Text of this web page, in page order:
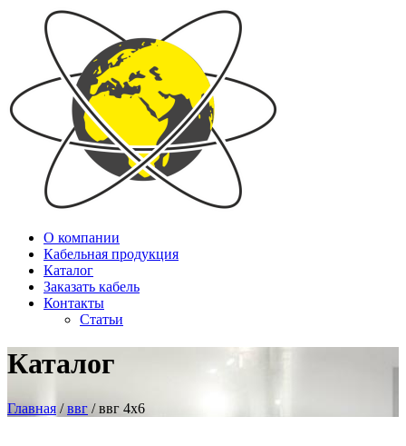
О компании
Кабельная продукция
Каталог
Заказать кабель
Контакты
Статьи
Каталог
Главная /ввг / ввг 4х6